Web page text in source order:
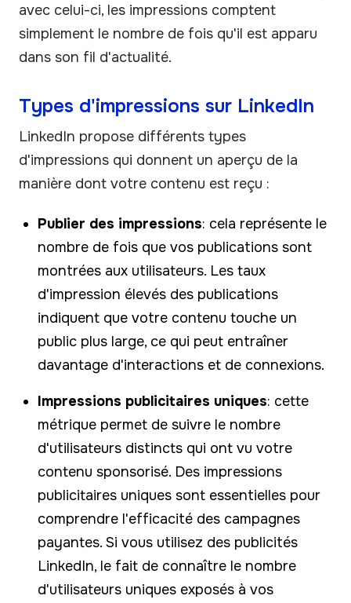
avec celui-ci, les impressions comptent
simplement le nombre de fois qu'il est apparu
dans son fil d'actualité.
Types d'impressions sur LinkedIn
LinkedIn propose différents types
d'impressions qui donnent un aperçu de la
manière dont votre contenu est reçu :
Publier des impressions: cela représente le
nombre de fois que vos publications sont
montrées aux utilisateurs. Les taux
d'impression élevés des publications
indiquent que votre contenu touche un
public plus large, ce qui peut entraîner
davantage d'interactions et de connexions.
Impressions publicitaires uniques: cette
métrique permet de suivre le nombre
d'utilisateurs distincts qui ont vu votre
contenu sponsorisé. Des impressions
publicitaires uniques sont essentielles pour
comprendre l'efficacité des campagnes
payantes. Si vous utilisez des publicités
LinkedIn, le fait de connaître le nombre
d'utilisateurs uniques exposés à vos